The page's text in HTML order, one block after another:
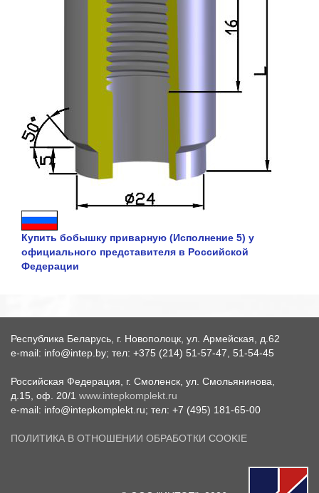
Купить бобышку приварную (Исполнение 5) у
официального представителя в Российской
Федерации
Республика Беларусь, г. Новополоцк, ул. Армейская, д.62
e-mail: info@intep.by; тел: +375 (214) 51-57-47, 51-54-45
Российская Федерация, г. Смоленск, ул. Смольянинова,
д.15, оф. 20/1 www.intepkomplekt.ru
e-mail: info@intepkomplekt.ru; тел: +7 (495) 181-65-00
ПОЛИТИКА В ОТНОШЕНИИ ОБРАБОТКИ COOKIE